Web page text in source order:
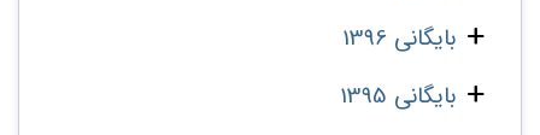
بایگانی 1396
بایگانی 1395